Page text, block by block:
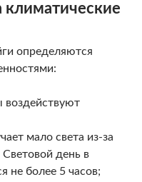
определяются
воздействуют
мало света из-за
день в
не более 5 часов;